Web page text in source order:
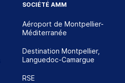
SOCIÉTÉ AMM
Aéroport de Montpellier-
Méditerranée
Destination Montpellier,
Languedoc-Camargue
RSE